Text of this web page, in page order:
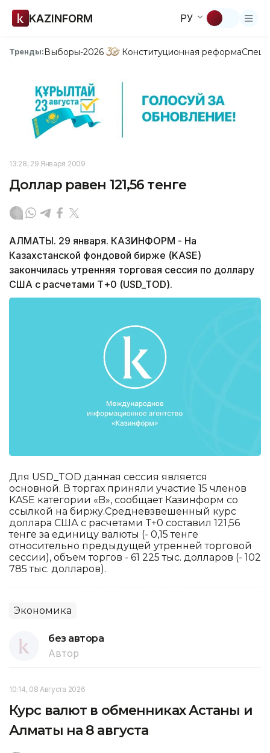
KAZINFORM РУ
Тренды:Выборы-2026 Конституционная реформа
13:28, 29 Января 2009
Доллар равен 121,56 тенге
АЛМАТЫ. 29 января. КАЗИНФОРМ - На
Казахстанской фондовой бирже (KASE)
закончилась утренняя торговая сессия по доллару
США с расчетами Т+0 (USD_TOD).
Для USD_TOD данная сессия является
основной. В торгах приняли участие 15 членов
KASE категории «B», сообщает Казинформ со
ссылкой на биржу.Средневзвешенный курс
доллара США с расчетами T+0 составил 121,56
тенге за единицу валюты (- 0,15 тенге
относительно предыдущей утренней торговой
сессии), объем торгов - 61 225 тыс. долларов (- 102
785 тыс. долларов).
Экономика
без автора
Автор
10:14, 08 Августа 2026
Курс валют в обменниках Астаны и
Алматы на 8 августа